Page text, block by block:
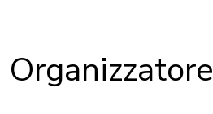
Organizzatore